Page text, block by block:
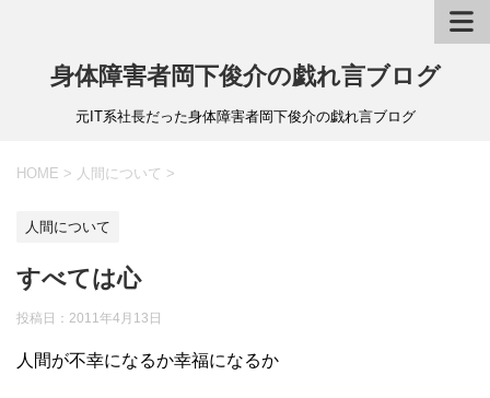
身体障害者岡下俊介の戯れ言ブログ
元IT系社長だった身体障害者岡下俊介の戯れ言ブログ
HOME > 人間について >
人間について
すべては心
投稿日： 2011年4月13日
人間が不幸になるか幸福になるか